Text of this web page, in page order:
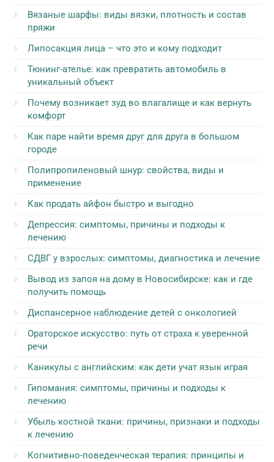
Вязаные шарфы: виды вязки, плотность и состав
пряжи
Липосакция лица – что это и кому подходит
Тюнинг-ателье: как превратить автомобиль в
уникальный объект
Почему возникает зуд во влагалище и как вернуть
комфорт
Как паре найти время друг для друга в большом
городе
Полипропиленовый шнур: свойства, виды и
применение
Как продать айфон быстро и выгодно
Депрессия: симптомы, причины и подходы к
лечению
СДВГ у взрослых: симптомы, диагностика и лечение
Вывод из запоя на дому в Новосибирске: как и где
получить помощь
Диспансерное наблюдение детей с онкологией
Ораторское искусство: путь от страха к уверенной
речи
Каникулы с английским: как дети учат язык играя
Гипомания: симптомы, причины и подходы к
лечению
Убыль костной ткани: причины, признаки и подходы
к лечению
Когнитивно-поведенческая терапия: принципы и